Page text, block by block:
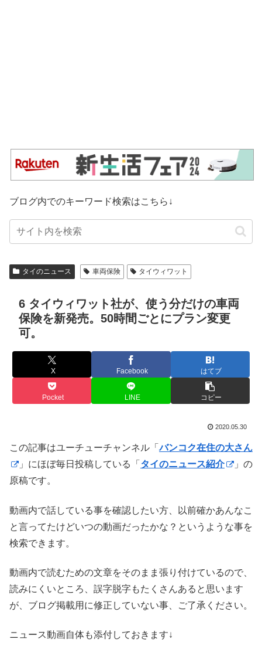
ブログ内でのキーワード検索はこちら↓
タイのニュース 車両保険 タイウィワット
6 タイウィワット社が、使う分だけの車両
保険を新発売。50時間ごとにプラン変更
可。
X Facebook はてブ
Pocket LINE コピー
2020.05.30
この記事はユーチューチャンネル「バンコク在住の大さん
」にほぼ毎日投稿している「 タイのニュース紹介
」の
原稿です。
動画内で話している事を確認したい方、以前確かあんなこ
と言ってたけどいつの動画だったかな？というような事を
検索できます。
動画内で読むための文章をそのまま張り付けているので、
読みにくいところ、誤字脱字もたくさんあると思います
が、ブログ掲載用に修正していない事、ご了承ください。
ニュース動画自体も添付しておきます↓